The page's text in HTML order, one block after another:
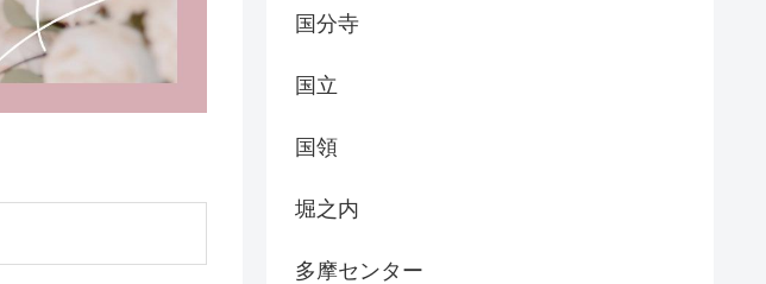
国分寺
国立
国領
堀之内
多摩センター